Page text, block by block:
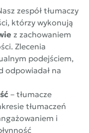
zespół tłumaczy
którzy wykonują
z zachowaniem
Zlecenia
podejściem,
odpowiadał na
– tłumacze
tłumaczeń
i